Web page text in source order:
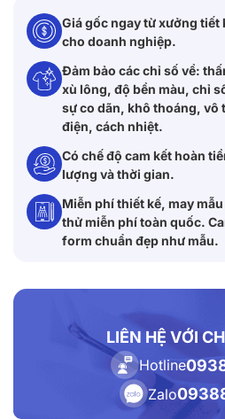
Giá gốc ngay từ xưởng
cho doanh nghiệp.
Đảm bảo các chỉ số về:
xù lông, độ bền màu, chỉ
sự co dãn, khô thoáng,
điện, cách nhiệt.
Có chế độ cam kết hoàn
lượng và thời gian.
Miễn phí thiết kế, may
thử miễn phí toàn quốc.
form chuẩn đẹp như mẫu.
LIÊN HỆ VỚI
Hotline
Zalo